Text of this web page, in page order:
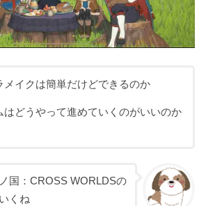
メイクは簡単だけどできるのか
はどうやって進めていくのがいいのか
国：CROSS WORLDSの
くね